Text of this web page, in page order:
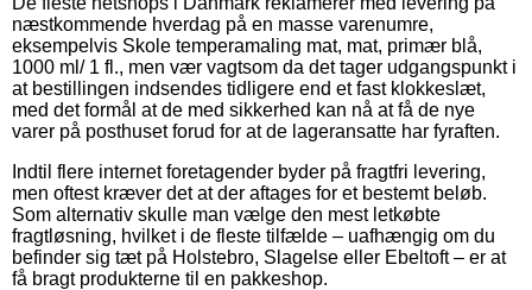
næstkommende hverdag på en masse varenumre,
eksempelvis Skole temperamaling mat, mat, primær blå,
1000 ml/ 1 fl., men vær vagtsom da det tager udgangspunkt i
at bestillingen indsendes tidligere end et fast klokkeslæt,
med det formål at de med sikkerhed kan nå at få de nye
varer på posthuset forud for at de lageransatte har fyraften.
Indtil flere internet foretagender byder på fragtfri levering,
men oftest kræver det at der aftages for et bestemt beløb.
Som alternativ skulle man vælge den mest letkøbte
fragtløsning, hvilket i de fleste tilfælde – uafhængig om du
befinder sig tæt på Holstebro, Slagelse eller Ebeltoft – er at
få bragt produkterne til en pakkeshop.